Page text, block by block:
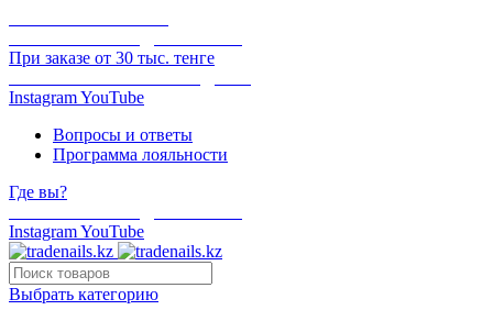
При заказе от 30 тыс. тенге
InstagramYouTube
Вопросы и ответы
Программа лояльности
Где вы?
InstagramYouTube
Выбрать категорию